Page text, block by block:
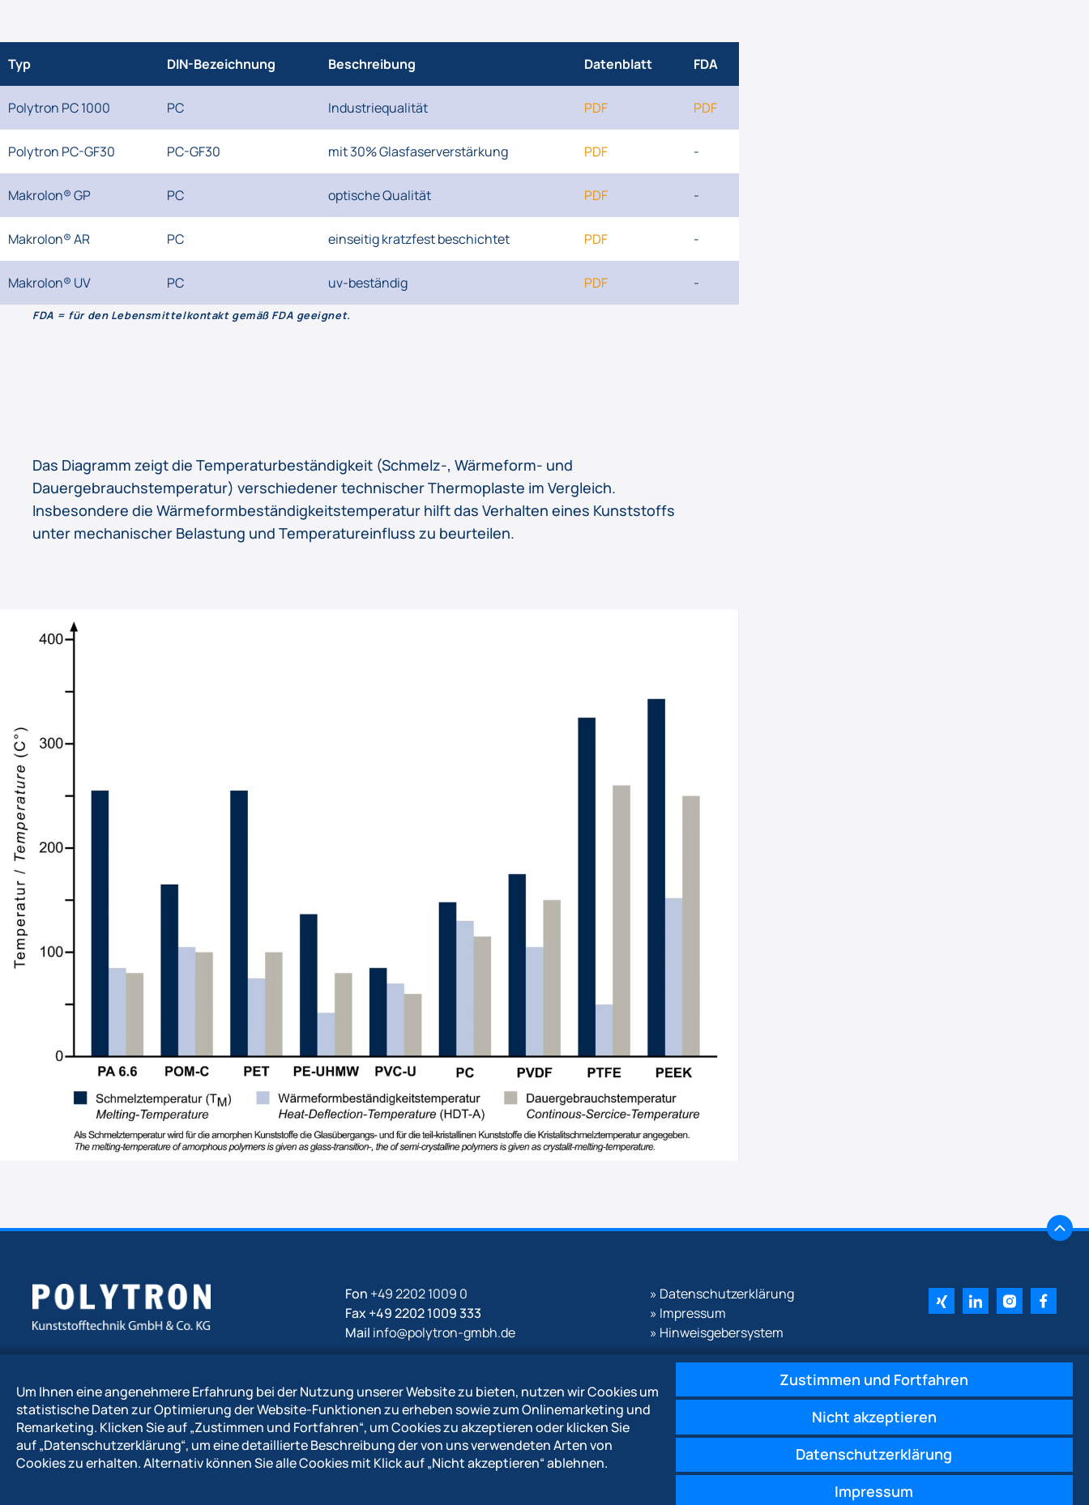
Typ DIN-Bezeichnung Beschreibung Datenblatt FDA
Polytron PC 1000 PC Industriequalität PDF PDF
Polytron PC-GF30 PC-GF30 mit 30% Glasfaserverstärkung PDF -
Makrolon® GP PC optische Qualität PDF -
Makrolon® AR PC einseitig kratzfest beschichtet PDF -
Makrolon® UV PC uv-beständig PDF -
FDA = für den Lebensmittelkontakt gemäß FDA geeignet.
Das Diagramm zeigt die Temperaturbeständigkeit (Schmelz-, Wärmeform- und
Dauergebrauchstemperatur) verschiedener technischer Thermoplaste im Vergleich.
Insbesondere die Wärmeformbeständigkeitstemperatur hilft das Verhalten eines Kunststoffs
unter mechanischer Belastung und Temperatureinfluss zu beurteilen.
51469 Bergisch Gladbach
Fon +49 2202 1009 0
Fax +49 2202 1009 333
Mail info@polytron-gmbh.de
» Datenschutzerklärung
» Impressum
» Hinweisgebersystem
© 2026 POLYTRON Kunststofftechnik GmbH & Co. KG
Um Ihnen eine angenehmere Erfahrung bei der Nutzung unserer Website zu bieten, nutzen wir Cookies um
statistische Daten zur Optimierung der Website-Funktionen zu erheben sowie zum Onlinemarketing und
Remarketing. Klicken Sie auf„Zustimmen und Fortfahren“, um Cookies zu akzeptieren oder klicken Sie
auf„Datenschutzerklärung“, um eine detaillierte Beschreibung der von uns verwendeten Arten von
Cookies zu erhalten. Alternativ können Sie alle Cookies mit Klick auf„Nicht akzeptieren“ablehnen.
Zustimmen und Fortfahren
Nicht akzeptieren
Datenschutzerklärung
Impressum